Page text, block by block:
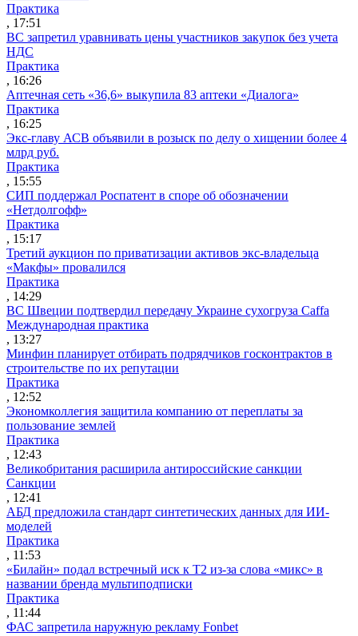
Практика
, 17:51
ВС запретил уравнивать цены участников закупок без учета
НДС
Практика
, 16:26
Аптечная сеть «36,6» выкупила 83 аптеки «Диалога»
Практика
, 16:25
Экс-главу АСВ объявили в розыск по делу о хищении более 4
млрд руб.
Практика
, 15:55
СИП поддержал Роспатент в споре об обозначении
«Нетдолгофф»
Практика
, 15:17
Третий аукцион по приватизации активов экс-владельца
«Макфы» провалился
Практика
, 14:29
ВС Швеции подтвердил передачу Украине сухогруза Caffa
Международная практика
, 13:27
Минфин планирует отбирать подрядчиков госконтрактов в
строительстве по их репутации
Практика
, 12:52
Экономколлегия защитила компанию от переплаты за
пользование землей
Практика
, 12:43
Великобритания расширила антироссийские санкции
Санкции
, 12:41
АБД предложила стандарт синтетических данных для ИИ-
моделей
Практика
, 11:53
«Билайн» подал встречный иск к Т2 из-за слова «микс» в
названии бренда мультиподписки
Практика
, 11:44
ФАС запретила наружную рекламу Fonbet